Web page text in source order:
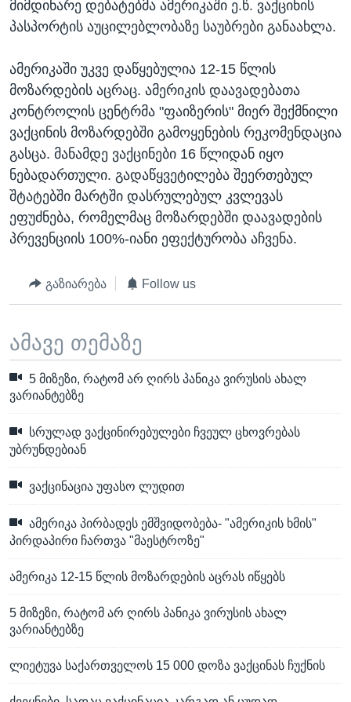
მიმდინარე დებატებმა ამერიკაში ე.წ. ვაქცინის
პასპორტის აუცილებლობაზე საუბრები განაახლა.
ამერიკაში უკვე დაწყებულია 12-15 წლის
მოზარდების აცრაც. ამერიკის დაავადებათა
კონტროლის ცენტრმა "ფაიზერის" მიერ შექმნილი
ვაქცინის მოზარდებში გამოყენების რეკომენდაცია
გასცა. მანამდე ვაქცინები 16 წლიდან იყო
ნებადართული. გადაწყვეტილება შეერთებულ
შტატებში მარტში დასრულებულ კვლევას
ეფუძნება, რომელმაც მოზარდებში დაავადების
პრევენციის 100%-იანი ეფექტურობა აჩვენა.
გაზიარება Follow us
ამავე თემაზე
5 მიზეზი, რატომ არ ღირს პანიკა ვირუსის ახალ
ვარიანტებზე
სრულად ვაქცინირებულები ჩვეულ ცხოვრებას
უბრუნდებიან
ვაქცინაცია უფასო ლუდით
ამერიკა პირბადეს ემშვიდობება- "ამერიკის ხმის"
პირდაპირი ჩართვა "მაესტროზე"
ამერიკა 12-15 წლის მოზარდების აცრას იწყებს
5 მიზეზი, რატომ არ ღირს პანიკა ვირუსის ახალ
ვარიანტებზე
ლიეტუვა საქართველოს 15 000 დოზა ვაქცინას ჩუქნის